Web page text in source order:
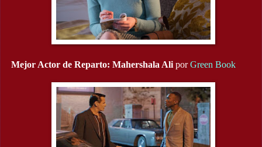
Mejor Actor de Reparto: Mahershala Ali porGreen Book